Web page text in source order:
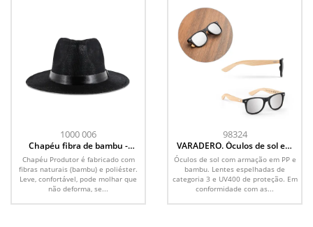
1000 006
Chapéu fibra de bambu -
Chapéu Produtor - cor preto
Chapéu Produtor é fabricado com
fibras naturais (bambu) e poliéster.
Leve, confortável, pode molhar que
não deforma, se...
98324
VARADERO. Óculos de sol em
PP e bambu
Óculos de sol com armação em PP e
bambu. Lentes espelhadas de
categoria 3 e UV400 de proteção. Em
conformidade com as...